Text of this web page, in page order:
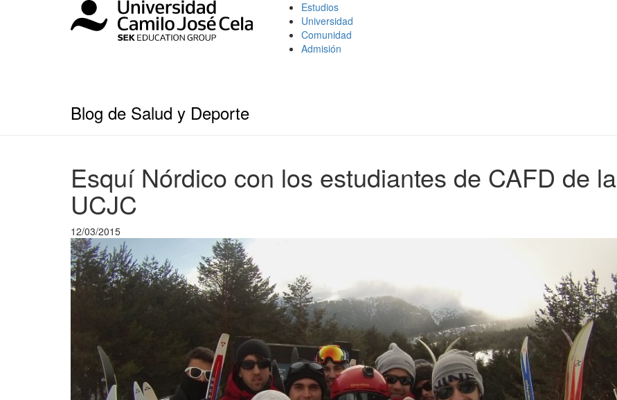
Estudios
Universidad
Comunidad
Admisión
Blog de Salud y Deporte
Esquí Nórdico con los estudiantes de CAFD de la
UCJC
12/03/2015